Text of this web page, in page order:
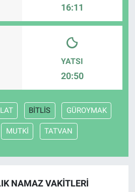
16:11
YATSI
20:50
BİTLİS GÜROYMAK
MUTKİ TATVAN
NAMAZ VAKITLERI